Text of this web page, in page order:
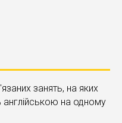
занять, на яких
на одному